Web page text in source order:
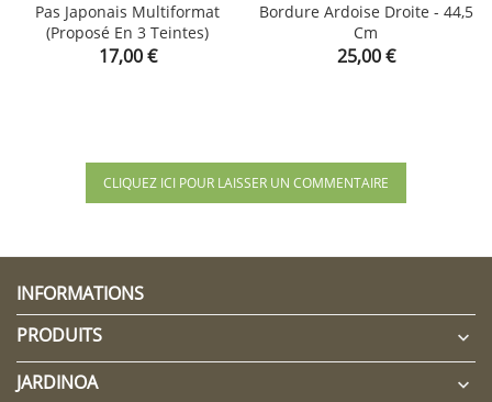
Pas Japonais Multiformat
(proposé En 3 Teintes)
Prix
17,00 €
Bordure Ardoise Droite - 44,5
Cm
Prix
25,00 €
CLIQUEZ ICI POUR LAISSER UN COMMENTAIRE
INFORMATIONS
PRODUITS

JARDINOA 